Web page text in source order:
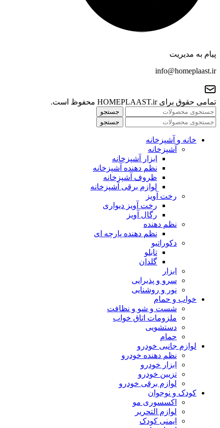
پیام به مدیریت
info@homeplaast.ir
تمامی حقوق برای HOMEPLAAST.ir محفوظ است.
جستجو
جستجو
خانه و آشپزخانه
آشپزخانه
ابزار آشپزخانه
نظم دهنده آشپزخانه
ظروف آشپزخانه
لوازم برقی آشپزخانه
رخت آویز
رخت آویز دیواری
رگال آویز
نظم دهنده
نظم دهنده پارچه ای
دکوراتیو
تابلو
گلدان
ابزار
سرو و پذیرایی
نور و روشنایی
خواب و حمام
شست و شو و نظافت
ملزومات اتاق خواب
دستشویی
حمام
لوازم جانبی خودرو
نظم دهنده خودرو
ابزار خودرو
تزیین خودرو
لوازم برقی خودرو
کودک و نوجوان
اکسسوری مو
لوازم التحریر
ایمنی کودک